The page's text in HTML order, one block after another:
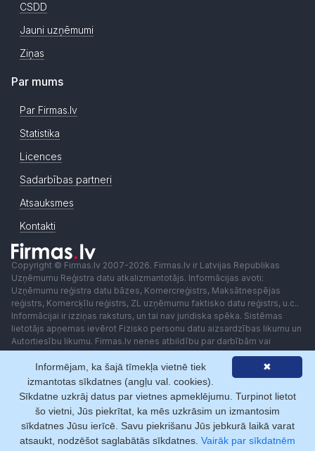
CSDD
Jauni uzņēmumi
Ziņas
Par mums
Par Firmas.lv
Statistika
Licences
Sadarbības partneri
Atsauksmes
Kontakti
Copyright © Firmas.lv 2007-2026. Firmas.lv ir Latvijas Republikas
Uzņēmumu Reģistra datu atkalizmantotājs. Informācijas avoti:
Uzņēmumu reģistra datu bāzes, Komercreģistrs, Maksātnespējas
reģistrs, Komercķīlu reģistrs, ZL uzņēmumu faktisko datu reģistrs, u.c..
Informācijai ir izziņas raksturs, un tai nav juridiska spēka. Sistēmas
lietotājs apņemas ievērot Fizisko personu datu aizsardzības likumu un
Autortiesību likumu. Firmas.lv nenes atbildību par darbībām vai
lēmumiem, kas balstīti uz saņemto pakalpojumu. Lietotājam aizliegts
izmantot jebkādas automatizētas sistēmas vai iekārtas (robotus)
piekļuvei sistēmai bez rakstiskas saskaņošanas ar Firmas.lv. Galvenā
redaktore: Ingūna Pempere.
Lietošanas noteikumi
Privātuma politika Norēķini ar
✖
Informējam, ka šajā tīmekļa vietnē tiek
izmantotas sīkdatnes (angļu val. cookies).
Sīkdatne uzkrāj datus par vietnes apmeklējumu. Turpinot lietot
šo vietni, Jūs piekrītat, ka mēs uzkrāsim un izmantosim
sīkdatnes Jūsu ierīcē. Savu piekrišanu Jūs jebkurā laikā varat
atsaukt, nodzēšot saglabātās sīkdatnes. Vairāk par sīkdatnēm